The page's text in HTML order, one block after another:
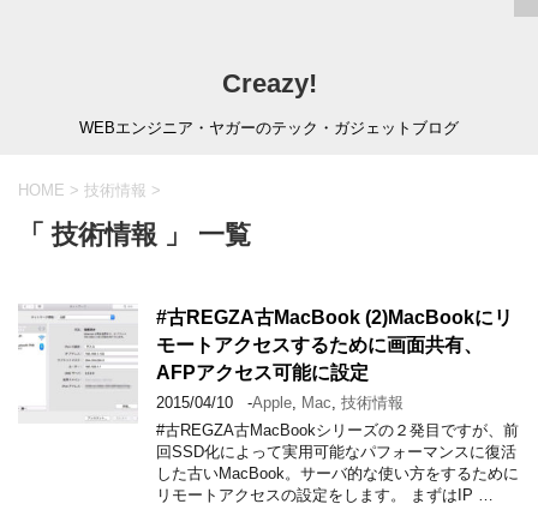
Creazy!
WEBエンジニア・ヤガーのテック・ガジェットブログ
HOME > 技術情報 >
「 技術情報 」 一覧
#古REGZA古MacBook (2)MacBookにリ
モートアクセスするために画面共有、
AFPアクセス可能に設定
2015/04/10 -Apple, Mac, 技術情報
#古REGZA古MacBookシリーズの２発目ですが、前
回SSD化によって実用可能なパフォーマンスに復活
した古いMacBook。サーバ的な使い方をするために
リモートアクセスの設定をします。 まずはIP …